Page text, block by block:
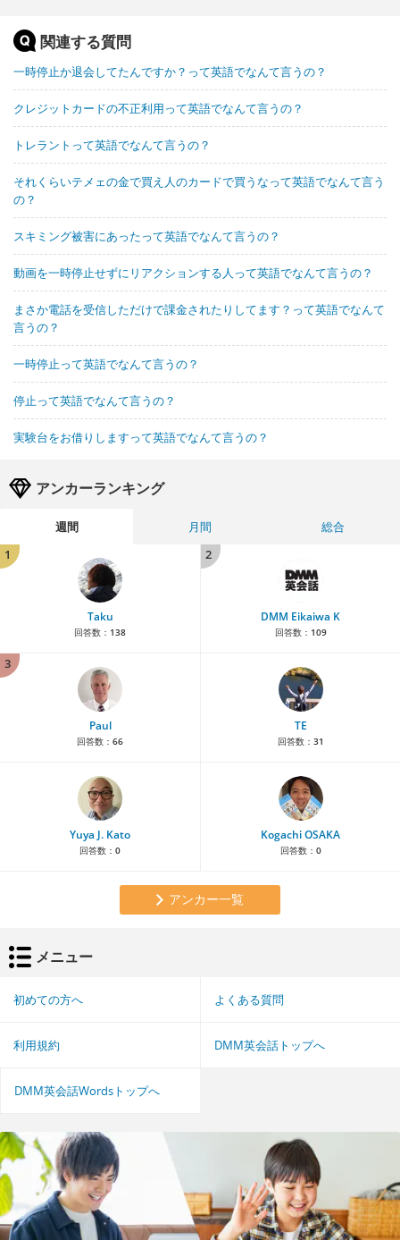
関連する質問
一時停止か退会してたんですか？って英語でなんて言うの？
クレジットカードの不正利用って英語でなんて言うの？
トレラントって英語でなんて言うの？
それくらいテメェの金で買え人のカードで買うなって英語でなんて言う
の？
スキミング被害にあったって英語でなんて言うの？
動画を一時停止せずにリアクションする人って英語でなんて言うの？
まさか電話を受信しただけで課金されたりしてます？って英語でなんて
言うの？
一時停止って英語でなんて言うの？
停止って英語でなんて言うの？
実験台をお借りしますって英語でなんて言うの？
アンカーランキング
週間 月間
総合
1
Taku
回答数： 138
2
DMM Eikaiwa K
回答数： 109
3
Paul
回答数： 66
TE
回答数： 31
Yuya J. Kato
回答数： 0
Kogachi OSAKA
回答数： 0
アンカー一覧
メニュー
初めての方へ よくある質問
利用規約 DMM英会話トップへ
DMM英会話Wordsトップへ